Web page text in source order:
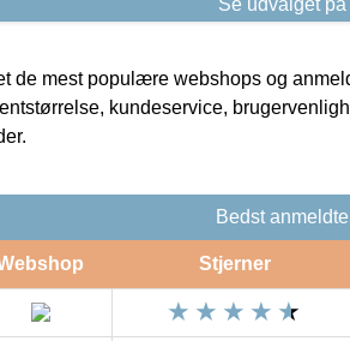
de mest populære webshops og
kundeservice,
Bedst
Stjerner